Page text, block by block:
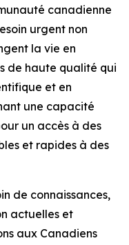
canadienne
urgent non
la vie en
de haute qualité qui
et en
une capacité
un accès à des
et rapides à des
de connaissances,
actuelles et
aux Canadiens